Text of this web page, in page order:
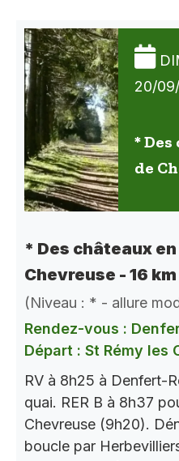
20/
*
de
* Des châteaux
Chevreuse - 16 km
(Niveau : * - allure
Rendez-vous :
Départ : St Rémy les
RV à 8h25 à Denfert-
quai. RER B à 8h37
Chevreuse (9h20).
boucle par